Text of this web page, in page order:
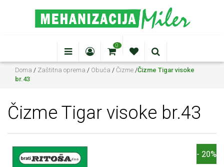
0
Doma / Zaštitna oprema / Obuća / Čizme /Čizme Tigar visoke
br.43
Čizme Tigar visoke br.43
- 20%